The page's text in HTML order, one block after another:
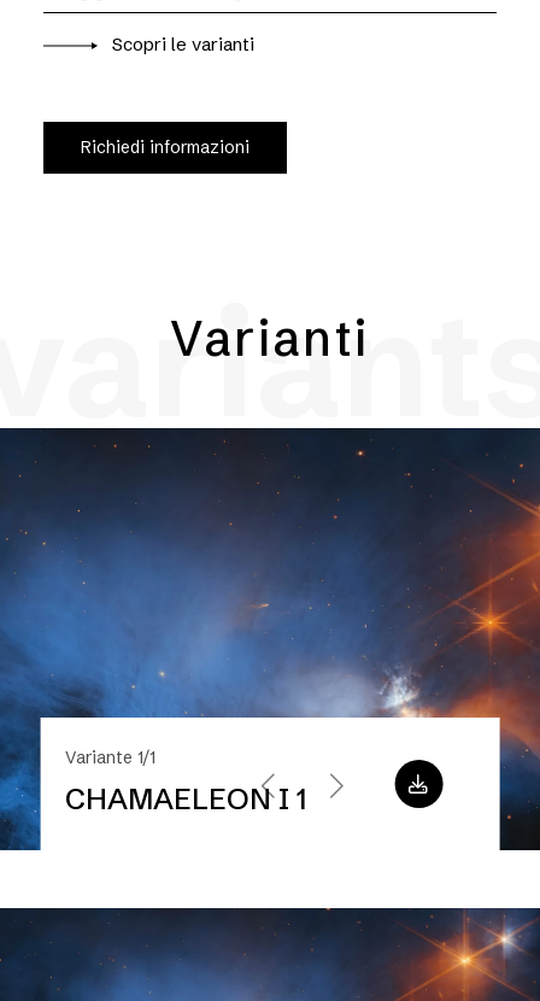
Scopri le varianti
Richiedi informazioni
Varianti
Variante 1/1
CHAMAELEON I 1